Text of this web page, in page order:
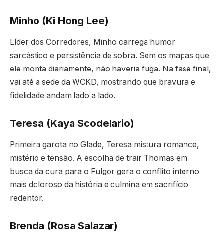
Minho (Ki Hong Lee)
Líder dos Corredores, Minho carrega humor
sarcástico e persistência de sobra. Sem os mapas que
ele monta diariamente, não haveria fuga. Na fase final,
vai até a sede da WCKD, mostrando que bravura e
fidelidade andam lado a lado.
Teresa (Kaya Scodelario)
Primeira garota no Glade, Teresa mistura romance,
mistério e tensão. A escolha de trair Thomas em
busca da cura para o Fulgor gera o conflito interno
mais doloroso da história e culmina em sacrifício
redentor.
Brenda (Rosa Salazar)